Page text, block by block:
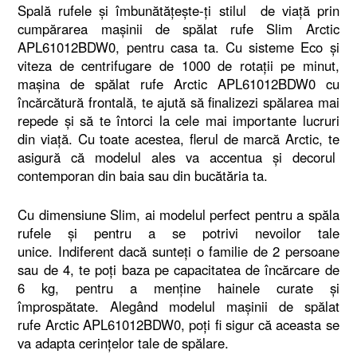
Spală rufele și îmbunătățește-ți stilul de viață prin
cumpărarea mașinii de spălat rufe Slim Arctic
APL61012BDW0, pentru casa ta. Cu sisteme Eco și
viteza de centrifugare de 1000 de rotații pe minut,
mașina de spălat rufe Arctic APL61012BDW0 cu
încărcătură frontală, te ajută să finalizezi spălarea mai
repede și să te întorci la cele mai importante lucruri
din viață. Cu toate acestea, flerul de marcă Arctic, te
asigură că modelul ales va accentua și decorul
contemporan din baia sau din bucătăria ta.
Cu dimensiune Slim, ai modelul perfect pentru a spăla
rufele și pentru a se potrivi nevoilor tale
unice. Indiferent dacă sunteți o familie de 2 persoane
sau de 4, te poți baza pe capacitatea de încărcare de
6 kg, pentru a menține hainele curate și
împrospătate. Alegând modelul mașinii de spălat
rufe Arctic APL61012BDW0, poți fi sigur că aceasta se
va adapta cerințelor tale de spălare.